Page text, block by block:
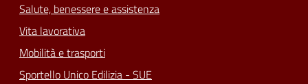
Salute, benessere e assistenza
Vita lavorativa
Mobilità e trasporti
Sportello Unico Edilizia - SUE